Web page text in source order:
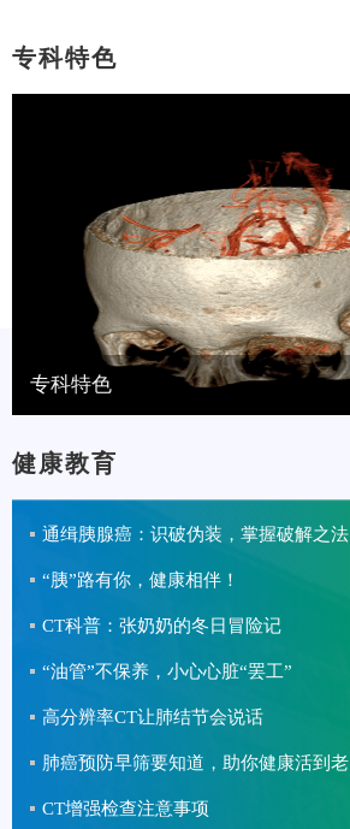
专科特色
专科特色
健康教育
通缉胰腺癌：识破伪装，掌握破解之法
“胰”路有你，健康相伴！
CT科普：张奶奶的冬日冒险记
“油管”不保养，小心心脏“罢工”
高分辨率CT让肺结节会说话
肺癌预防早筛要知道，助你健康活到老
CT增强检查注意事项